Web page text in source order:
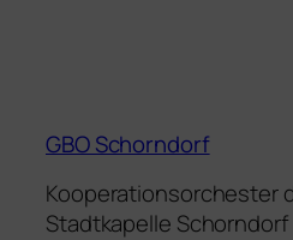
GBO Schorndorf
Kooperationsorchester
Stadtkapelle Schorndorf